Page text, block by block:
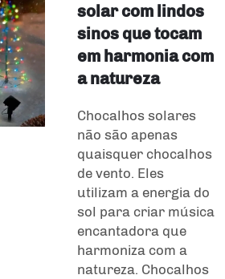
solar com lindos
sinos que tocam
em harmonia com
a natureza
Chocalhos solares
não são apenas
quaisquer chocalhos
de vento. Eles
utilizam a energia do
sol para criar música
encantadora que
harmoniza com a
natureza. Chocalhos